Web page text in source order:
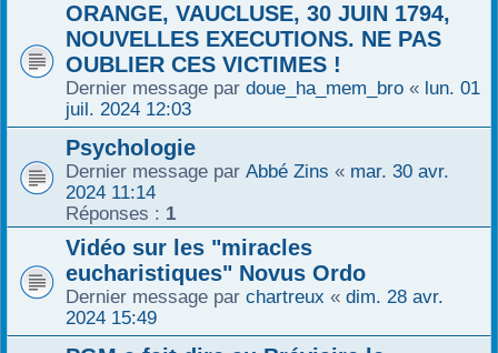
ORANGE, VAUCLUSE, 30 JUIN 1794,
NOUVELLES EXECUTIONS. NE PAS
OUBLIER CES VICTIMES !
Dernier message par doue_ha_mem_bro « lun. 01
juil. 2024 12:03
Psychologie
Dernier message par Abbé Zins « mar. 30 avr.
2024 11:14
Réponses : 1
Vidéo sur les "miracles
eucharistiques" Novus Ordo
Dernier message par chartreux « dim. 28 avr.
2024 15:49